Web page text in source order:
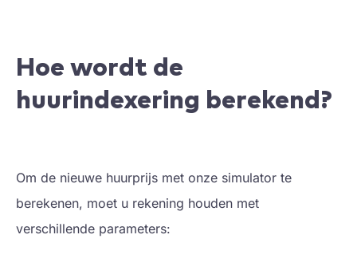
Hoe wordt de
huurindexering berekend?
Om de nieuwe huurprijs met onze simulator te
berekenen, moet u rekening houden met
verschillende parameters: